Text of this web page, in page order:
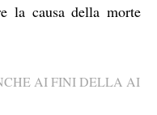
la causa della morte
AI FINI DELLA AI